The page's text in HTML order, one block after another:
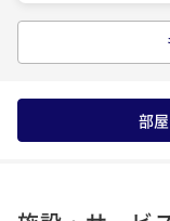
【ご利用人数が
ューBBQプラン
ランピング＆ア
現地決済可
部